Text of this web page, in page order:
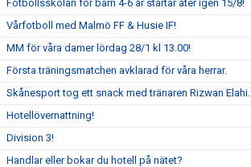
Fotbollsskolan för barn 4-6 år startar åter igen 15/8!
Vårfotboll med Malmö FF & Husie IF!
MM för våra damer lördag 28/1 kl 13.00!
Första träningsmatchen avklarad för våra herrar.
Skånesport tog ett snack med tränaren Rizwan Elahi.
Hotellövernattning!
Division 3!
Handlar eller bokar du hotell på nätet?